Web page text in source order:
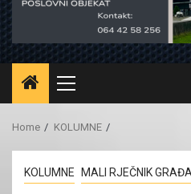
Primary
Menu
Home KOLUMNE
KOLUMNE MALI RJEČNIK